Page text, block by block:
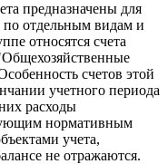
предназначены для
по отдельным видам и
относятся счета
счетов этой
учетного периода
расходы
нормативным
учета,
не отражаются.